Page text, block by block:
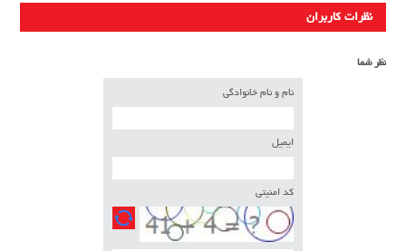
نظرات کاربران
نظر شما
نام و نام خانوادگی
ایمیل
کد امنیتی